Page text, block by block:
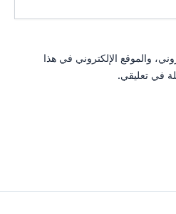
والموقع الإلكتروني في هذا
في تعليقي.